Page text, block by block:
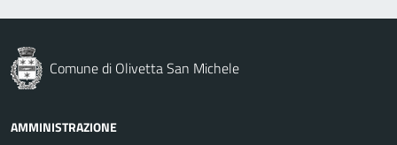
Comune di Olivetta San Michele
AMMINISTRAZIONE